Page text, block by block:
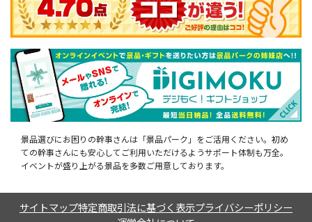
景品選びにお困りの幹事さんは「景品パーク」をご活用ください。初め
ての幹事さんにも安心してご利用いただけるようサポート体制も万全。
イベントが盛り上がる景品を多数ご用意しております。
サイトマップ特定商取引法に基づく表示プライバシーポリシー